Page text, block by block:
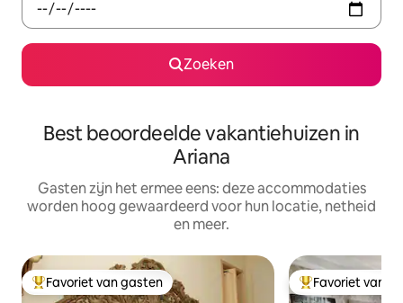
Zoeken
Best beoordeelde vakantiehuizen in
Ariana
Gasten zijn het ermee eens: deze accommodaties
worden hoog gewaardeerd voor hun locatie, netheid
en meer.
Topfavoriet van gasten
Favoriet van gasten Topfavoriet van
Favoriet van